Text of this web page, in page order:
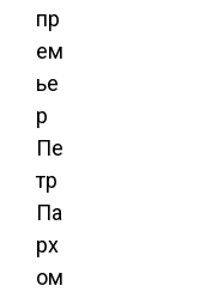
пр
ем
ье
р
Пе
тр
Па
рх
ом